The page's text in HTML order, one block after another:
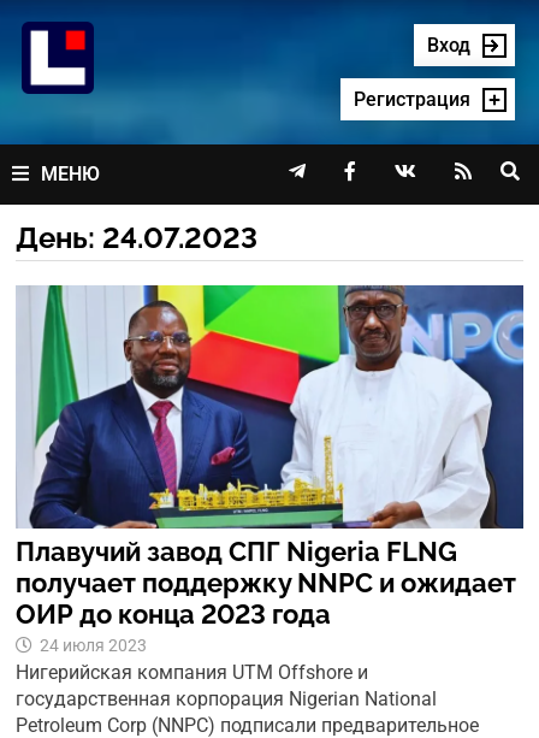
содержимому
Вход
Регистрация
МЕНЮ    
День: 24.07.2023
Плавучий завод СПГ Nigeria FLNG
получает поддержку NNPC и ожидает
ОИР до конца 2023 года
24 июля 2023
Нигерийская компания UTM Offshore и
государственная корпорация Nigerian National
Petroleum Corp (NNPC) подписали предварительное